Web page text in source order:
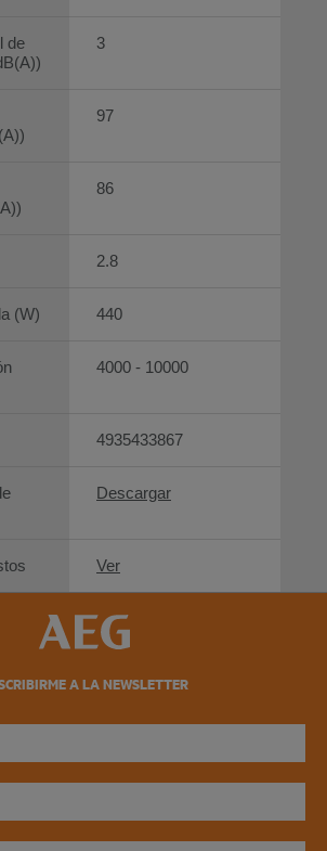
de
(W)
3
97
86
2.8
440
4000 - 10000
4935433867
Descargar
Ver
A LA NEWSLETTER